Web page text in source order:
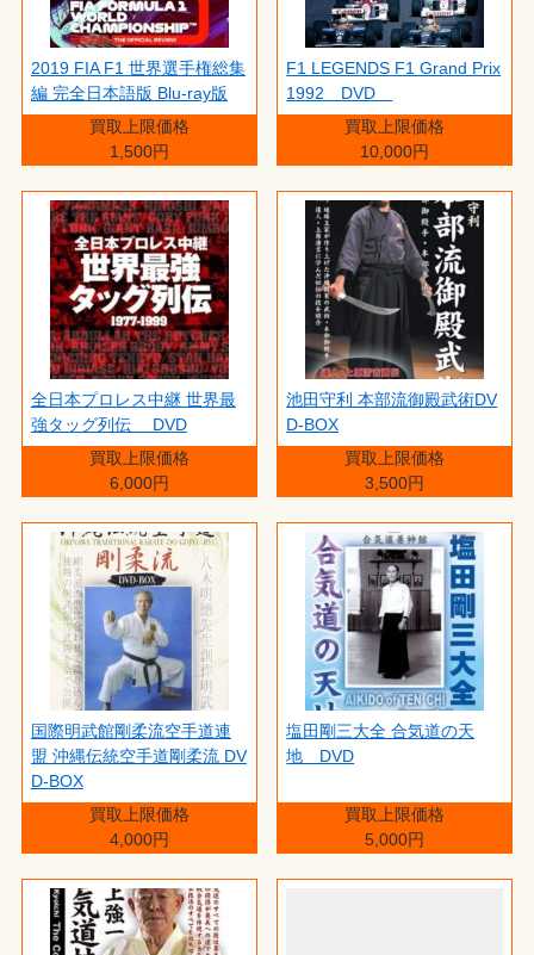
2019 FIA F1 世界選手権総集
編 完全日本語版 Blu-ray版
買取上限価格
1,500円
F1 LEGENDS F1 Grand Prix
1992 DVD
買取上限価格
10,000円
全日本プロレス中継 世界最
強タッグ列伝 DVD
買取上限価格
6,000円
池田守利 本部流御殿武術DV
D-BOX
買取上限価格
3,500円
国際明武館剛柔流空手道連
盟 沖縄伝統空手道剛柔流 DV
D-BOX
買取上限価格
4,000円
塩田剛三大全 合気道の天
地 DVD
買取上限価格
5,000円